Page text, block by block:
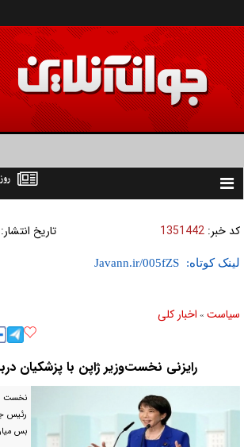
Toggle
کد خبر: 1351442 تاریخ انتشار:
لینک کوتاه:
سیاست » اخبار کلی
رایزنی نخست‌وزیر ژاپن با پزشکیان
نخست
رئیس
بس